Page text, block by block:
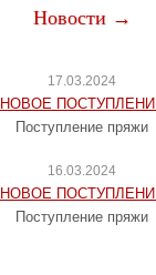
Новости →
17.03.2024
НОВОЕ
Поступление пряжи
16.03.2024
НОВОЕ
Поступление пряжи